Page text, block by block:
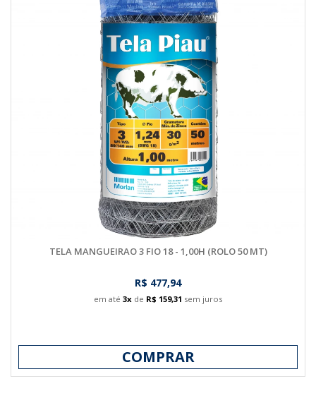
TELA MANGUEIRAO 3 FIO 18 - 1,00H (ROLO 50 MT)
R$ 477,94
em até 3x de R$ 159,31 sem juros
COMPRAR